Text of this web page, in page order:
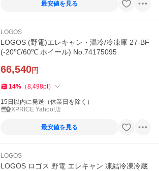
最安値を見る
LOGOS
LOGOS (野電)エレキャン・温冷/冷凍庫 27-BF
(-20℃/60℃ ホイール) No.74175095
66,540円
14% （8,498pt）
15日以内に発送（休業日を除く）
XPRICE Yahoo!店
最安値を見る
LOGOS
LOGOS ロゴス 野電 エレキャン 凍結冷凍冷蔵